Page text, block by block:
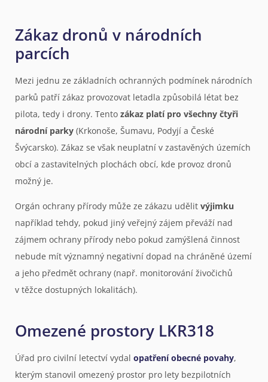
Zákaz dronů v národních
parcích
Mezi jednu ze základních ochranných podmínek národních
parků patří zákaz provozovat letadla způsobilá létat bez
pilota, tedy i drony. Tento zákaz platí pro všechny čtyři
národní parky (Krkonoše, Šumavu, Podyjí a České
Švýcarsko). Zákaz se však neuplatní v zastavěných územích
obcí a zastavitelných plochách obcí, kde provoz dronů
možný je.
Orgán ochrany přírody může ze zákazu udělit výjimku
například tehdy, pokud jiný veřejný zájem převáží nad
zájmem ochrany přírody nebo pokud zamýšlená činnost
nebude mít významný negativní dopad na chráněné území
a jeho předmět ochrany (např. monitorování živočichů
v těžce dostupných lokalitách).
Omezené prostory LKR318
Úřad pro civilní letectví vydal opatření obecné povahy,
kterým stanovil omezený prostor pro lety bezpilotních